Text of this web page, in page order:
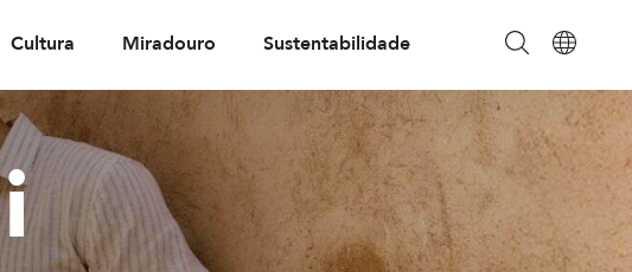
Cultura Miradouro Sustentabilidade